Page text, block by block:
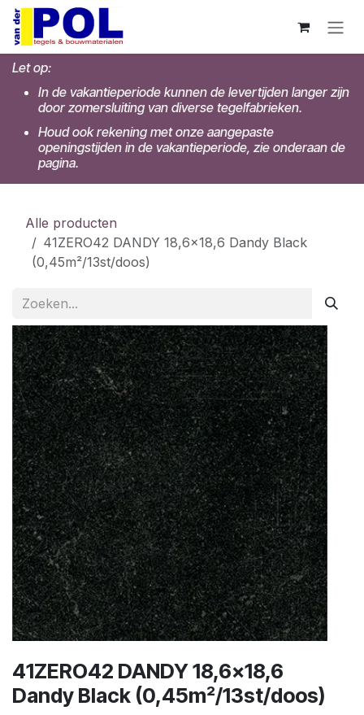
Overslaan naar inhoud
Let op:
In de vakantieperiode kunnen de levertijden langer zijn
door zomersluiting van diverse tegelfabrieken.
Houd ook rekening met onze aangepaste
openingstijden in de vakantieperiode, zie onderaan de
pagina.
Alle producten
41ZERO42 DANDY 18,6x18,6 Dandy Black
(0,45m²/13st/doos)
41ZERO42 DANDY 18,6x18,6
Dandy Black (0,45m²/13st/doos)